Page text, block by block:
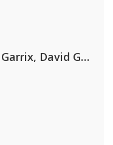
Afrojack, Martin Garrix, David Guetta & Amél